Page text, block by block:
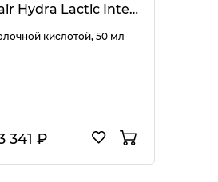
Line Repair Hydra Lactic Intense Peel
кислотой, 50 мл
341 ₽